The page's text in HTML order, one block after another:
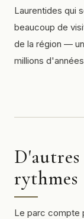
Laurentides qui
beaucoup de
de la région —
millions
rythmes
Le parc compte